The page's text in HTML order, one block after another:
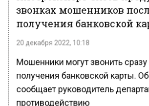
звонках мошенников
получения банковской
20 декабря 2022, 10:18
Мошенники могут звонить
получения банковской карты.
сообщает руководитель
противодействию